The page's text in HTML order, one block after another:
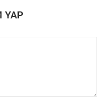
YAP